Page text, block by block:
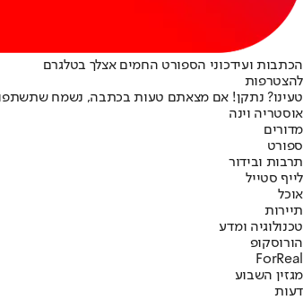
הכתבות ועידכוני הספורט החמים אצלך בטלגרם
להצטרפות
טעינו? נתקן! אם מצאתם טעות בכתבה, נשמח שתשתפו
אוסטריה וינה
מדורים
ספורט
תרבות ובידור
לייף סטייל
אוכל
תיירות
טכנולוגיה ומדע
הורוסקופ
ForReal
מגזין השבוע
דעות